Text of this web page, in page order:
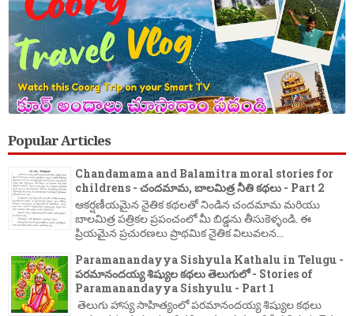
Popular Articles
Chandamama and Balamitra moral stories for
childrens - చందమామ, బాలమిత్ర నీతి కథలు - Part 2
ఆకర్షణీయమైన నైతిక కథలతో నిండిన చందమామ మరియు
బాలమిత్ర పత్రికల ప్రపంచంలో మీ బిడ్డను తీసుకెళ్ళండి. ఈ
ప్రియమైన ప్రచురణలు ప్రాథమిక నైతిక విలువలన...
Paramanandayya Sishyula Kathalu in Telugu -
పరమానందయ్య శిష్యుల కథలు తెలుగులో - Stories of
Paramanandayya Sishyulu - Part 1
తెలుగు హాస్య సాహిత్యంలో పరమానందయ్య శిష్యుల కథలు